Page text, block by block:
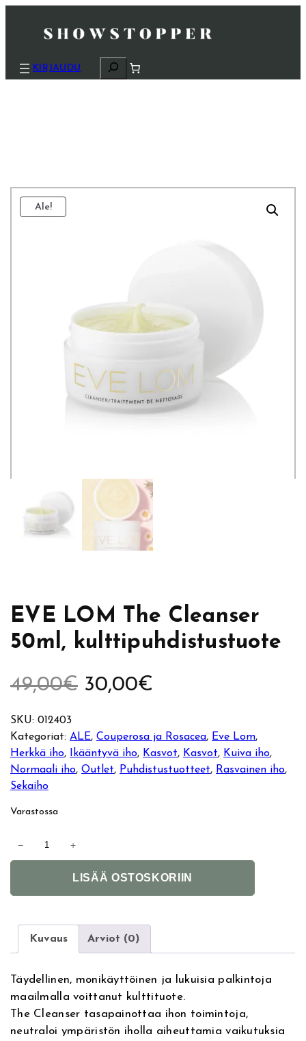
KIRJAUDU
a
Ale!
EVE LOM The Cleanser
50ml, kulttipuhdistustuote
49,00€ A
k
u
r
ä
i
e
n
30,00€
k
y
e
n
n
t
SKU: 012403
Kategoriat:ALE, Couperosa ja Rosacea, Eve Lom
Herkkä iho, Ikääntyvä iho, Kasvot, Kasvot, Kuiva iho
Normaali iho, Outlet, Puhdistustuotteet, Rasvainen iho
Sekaiho
Varastossa
h
C
l
e
a
− +
LISÄÄ OSTOSKORIIN
n
t
e
Kuvaus Arviot (0)
Täydellinen, monikäyttöinen ja lukuisia palkintoja
maailmalla voittanut kulttituote.
The Cleanser tasapainottaa ihon toimintoja,
neutraloi ympäristön iholla aiheuttamia vaikutuksia